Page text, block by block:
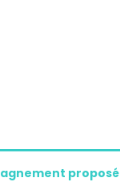
proposé